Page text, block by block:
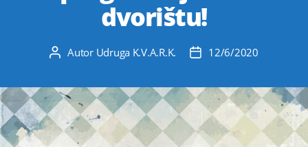
dvorištu!
AutorAutor Udruga K.V.A.R.K.
Datum
12/6/2020